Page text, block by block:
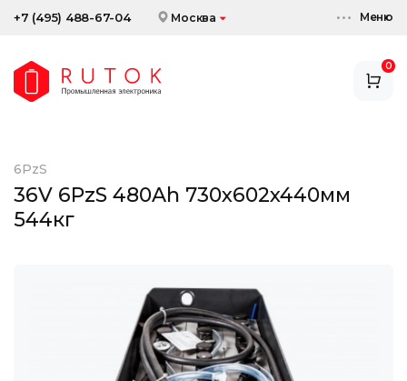
+7 (495) 488-67-04 Москва Меню
0
АККУМУЛЯТОРЫ
СКИДКИ И АКЦИИ
6PzS
36V 6PzS 480Ah 730x602x440мм
544кг